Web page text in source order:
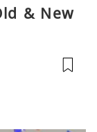
& New